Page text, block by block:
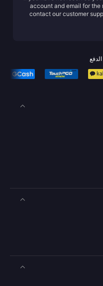
account and email for the
contact our customer